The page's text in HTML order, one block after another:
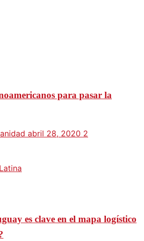
para pasar la
abril 28, 2020 2
es clave en el mapa logístico